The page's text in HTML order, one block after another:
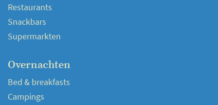
Restaurants
Snackbars
Supermarkten
Overnachten
Bed & breakfasts
Campings